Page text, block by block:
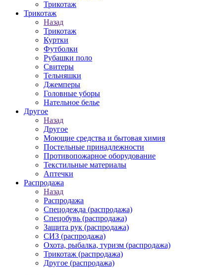
Трикотаж
Трикотаж
Назад
Трикотаж
Куртки
Футболки
Рубашки поло
Свитеры
Тельняшки
Джемперы
Головные уборы
Нательное белье
Другое
Назад
Другое
Моющие средства и бытовая химия
Постельные принадлежности
Противопожарное оборудование
Текстильные материалы
Аптечки
Распродажа
Назад
Распродажа
Спецодежда (распродажа)
Спецобувь (распродажа)
Защита рук (распродажа)
СИЗ (распродажа)
Охота, рыбалка, туризм (распродажа)
Трикотаж (распродажа)
Другое (распродажа)